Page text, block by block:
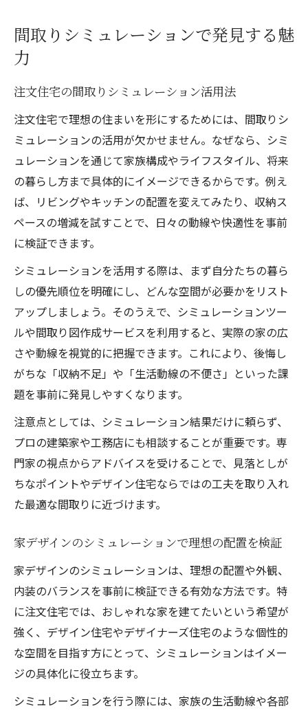
間取りシミュレーションで発見する魅
力
注文住宅の間取りシミュレーション活用法
注文住宅で理想の住まいを形にするためには、間取りシ
ミュレーションの活用が欠かせません。なぜなら、シミ
ュレーションを通じて家族構成やライフスタイル、将来
の暮らし方まで具体的にイメージできるからです。例え
ば、リビングやキッチンの配置を変えてみたり、収納ス
ペースの増減を試すことで、日々の動線や快適性を事前
に検証できます。
シミュレーションを活用する際は、まず自分たちの暮ら
しの優先順位を明確にし、どんな空間が必要かをリスト
アップしましょう。そのうえで、シミュレーションツー
ルや間取り図作成サービスを利用すると、実際の家の広
さや動線を視覚的に把握できます。これにより、後悔し
がちな「収納不足」や「生活動線の不便さ」といった課
題を事前に発見しやすくなります。
注意点としては、シミュレーション結果だけに頼らず、
プロの建築家や工務店にも相談することが重要です。専
門家の視点からアドバイスを受けることで、見落としが
ちなポイントやデザイン住宅ならではの工夫を取り入れ
た最適な間取りに近づけます。
家デザインのシミュレーションで理想の配置を検証
家デザインのシミュレーションは、理想の配置や外観、
内装のバランスを事前に検証できる有効な方法です。特
に注文住宅では、おしゃれな家を建てたいという希望が
強く、デザイン住宅やデザイナーズ住宅のような個性的
な空間を目指す方にとって、シミュレーションはイメー
ジの具体化に役立ちます。
シミュレーションを行う際には、家族の生活動線や各部